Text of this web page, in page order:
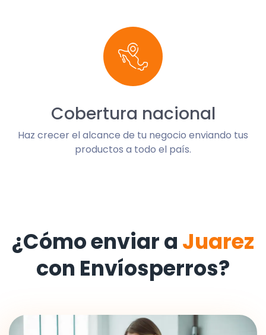
Cobertura nacional
Haz crecer el alcance de tu negocio enviando tus
productos a todo el país.
¿Cómo enviar a Juarez
con Envíosperros?